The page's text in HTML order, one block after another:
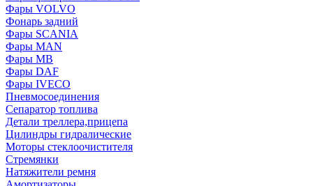
Фары VOLVO
Фонарь задний
Фары SCANIA
Фары MAN
Фары MB
Фары DAF
Фары IVECO
Пневмосоединения
Сепаратор топлива
Детали треллера,прицепа
Цилиндры гидралические
Моторы стеклоочистителя
Стремянки
Натяжители ремня